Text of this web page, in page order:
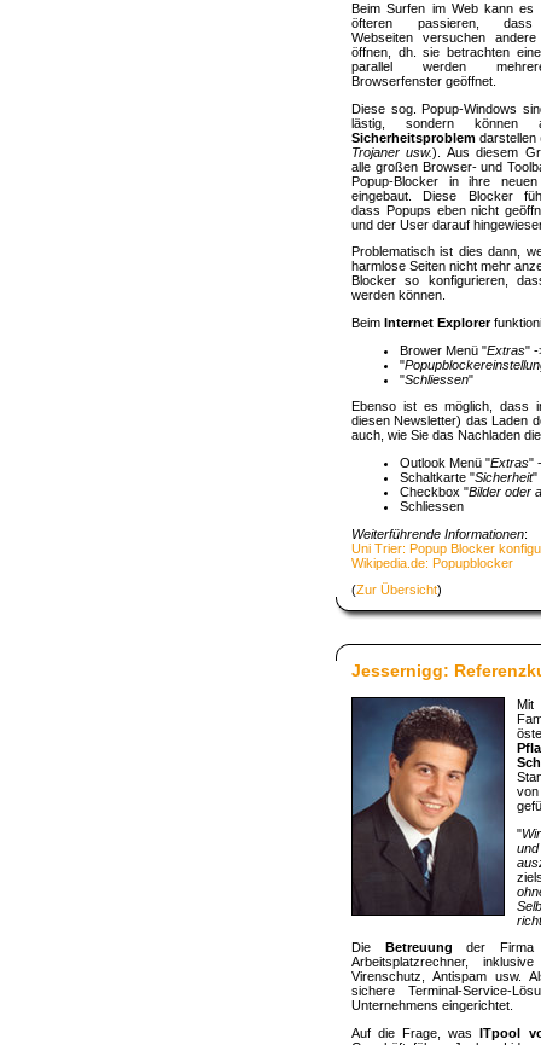
Beim Surfen im Web kann es
öfteren passieren, dass
Webseiten versuchen
öffnen, dh. sie betrachten
parallel werden
Browserfenster geöffnet.
Diese sog. Popup-Windows
lästig, sondern können
Sicherheitsproblem darstellen
Trojaner usw.). Aus diesem
alle großen Browser- und
Popup-Blocker in ihre neuen
eingebaut. Diese Blocker
dass Popups eben nicht
und der User darauf
Problematisch ist dies dann,
harmlose Seiten nicht mehr
Blocker so konfigurieren,
werden können.
Beim Internet Explorer
Brower Menü "Extras" -
"
"Schliessen"
Ebenso ist es möglich, dass
diesen Newsletter) das Laden
auch, wie Sie das Nachladen
Outlook Menü "Extras"
Schaltkarte "Sicherheit"
Checkbox "Bilder oder
Schliessen
Weiterführende Informationen:
Uni Trier: Popup Blocker
Wikipedia.de: Popupblocker
(Zur Übersicht)
Jessernigg:
Mit
"
Die
Betreuung der
Arbeitsplatzrechner,
Virenschutz, Antispam usw.
sichere Terminal-Service-
Unternehmens eingerichtet.
Auf die Frage, wasITpool